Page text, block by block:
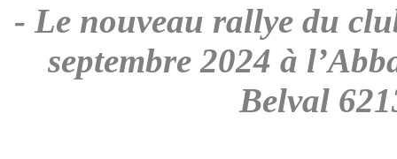
- Le nouveau rallye du
septembre 2024 à
Belval